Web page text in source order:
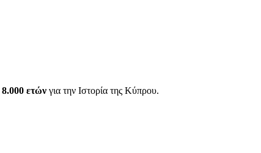
8.000 ετών για την Ιστορία της Κύπρου.